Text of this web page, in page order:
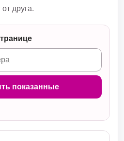
от друга.
показанные